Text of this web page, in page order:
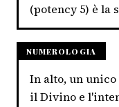
(potency 5) è la
NUMEROLOGIA
In alto, un
il Divino e